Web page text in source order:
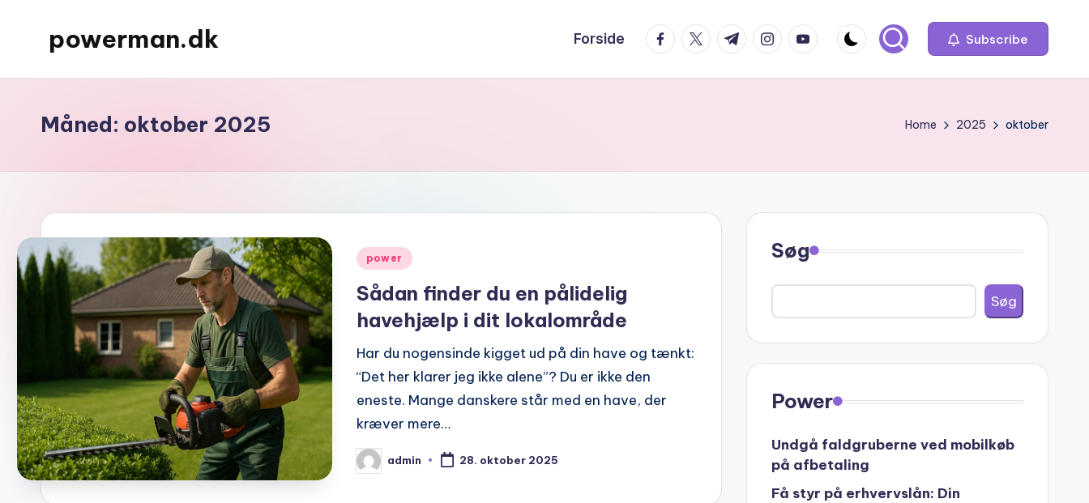
powerman.dk Forside facebook.com
twitter.com
t.me instagram.com
youtube.com Subscribe
Måned: oktober 2025 Home 2025 oktober
Posted
power
Sådan finder du en pålidelig
havehjælp i dit lokalområde
Har du nogensinde kigget ud på din have og tænkt:
“Det her klarer jeg ikke alene”? Du er ikke den
eneste. Mange danskere står med en have, der
kræver mere…
Posted
by
admin 28. oktober 2025
Søg
Søg
Power
Undgå faldgruberne ved mobilkøb
på afbetaling
Få styr på erhvervslån: Din